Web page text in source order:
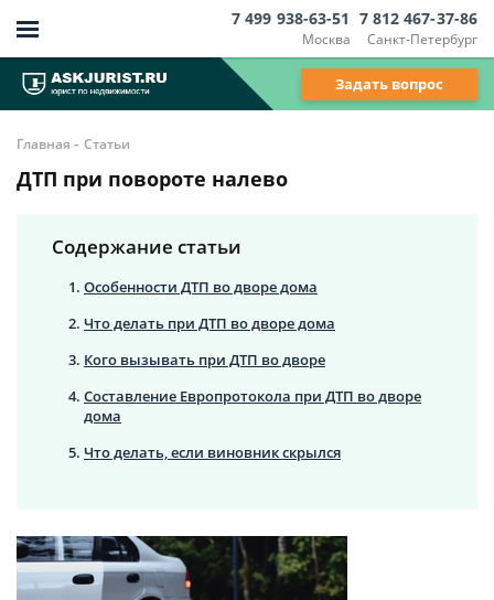
Москва
7 499 938-63-51
Санкт-Петербург
7 812 467-37-86
Задать вопрос
Главная - Статьи
ДТП при повороте налево
Содержание статьи
Особенности ДТП во дворе дома
Что делать при ДТП во дворе дома
Кого вызывать при ДТП во дворе
Составление Европротокола при ДТП во дворе
дома
Что делать, если виновник скрылся